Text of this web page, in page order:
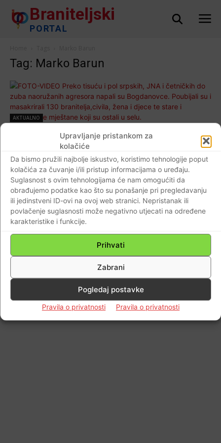
Upravljanje pristankom za
kolačiće
Da bismo pružili najbolje iskustvo, koristimo tehnologije poput
kolačića za čuvanje i/ili pristup informacijama o uređaju.
Suglasnost s ovim tehnologijama će nam omogućiti da
obrađujemo podatke kao što su ponašanje pri pregledavanju
ili jedinstveni ID-ovi na ovoj web stranici. Nepristanak ili
povlačenje suglasnosti može negativno utjecati na određene
karakteristike i funkcije.
Prihvati
Zabrani
Pogledaj postavke
Pravila o privatnosti Pravila o privatnosti
Braniteljski
PORTAL
Tag: Marko Barun
AKTUALNO
FOTO-VIDEO Preko tisuću i pol srpskih,
JNA i četničkih do zuba naoružanih
agresora napali su Bogdanovce. Poubijali su
i masakrirali 130 branitelja,civila, žena i
djece te stare i nepokretne mještane koji su
ostali u selu.
Braniteljski portal - 10.11.2020
© Newspaper WordPress Theme by TagDiv